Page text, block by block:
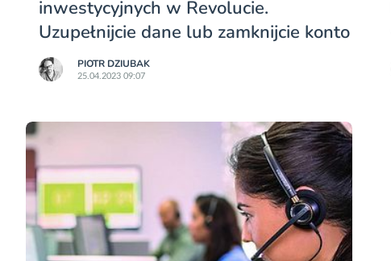
inwestycyjnych w Revolucie.
Uzupełnijcie dane lub zamknijcie konto
PIOTR DZIUBAK
25.04.2023 09:07